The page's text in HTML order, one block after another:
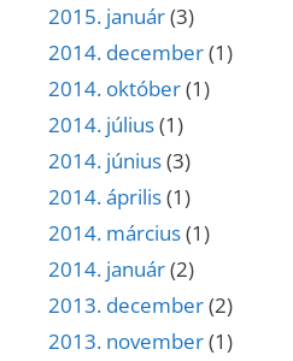
2015. január(3)
2014. december(1)
2014. október(1)
2014. július(1)
2014. június(3)
2014. április(1)
2014. március(1)
2014. január(2)
2013. december(2)
2013. november(1)